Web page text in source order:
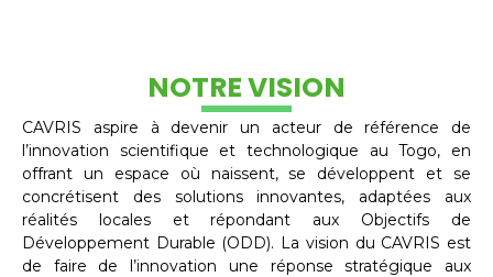
NOTRE VISION
CAVRIS aspire à devenir un acteur de référence de
l’innovation scientifique et technologique au Togo, en
offrant un espace où naissent, se développent et se
concrétisent des solutions innovantes, adaptées aux
réalités locales et répondant aux Objectifs de
Développement Durable (ODD). La vision du CAVRIS est
de faire de l’innovation une réponse stratégique aux